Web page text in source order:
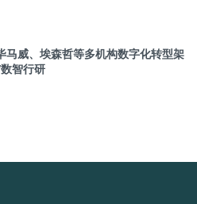
马威、埃森哲等多机构数字化转型架
智行研